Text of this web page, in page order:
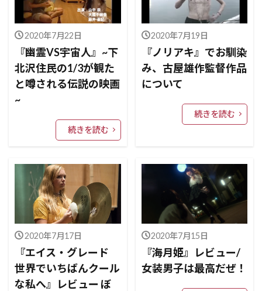
2020年7月22日
『幽霊VS宇宙人』~下
北沢住民の1/3が観た
と噂される伝説の映画
~
続きを読む
2020年7月19日
『ノリアキ』でお馴染
み、古屋雄作監督作品
について
続きを読む
2020年7月17日
『エイス・グレード
世界でいちばんクール
な私へ』レビュー ぼ
2020年7月15日
『海月姫』レビュー/
女装男子は最高だぜ！